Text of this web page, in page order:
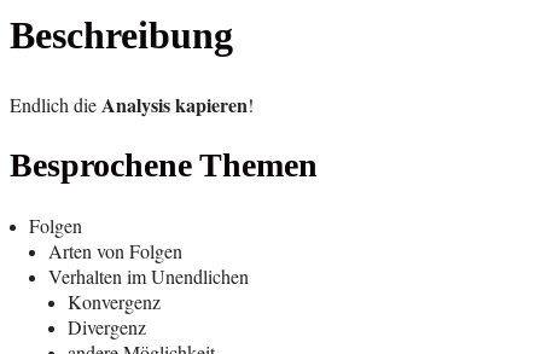
Beschreibung
End­lich dieAna­ly­sis kapie­ren!
Bespro­che­ne Themen
Fol­gen
Arten von Folgen
Ver­hal­ten im Unendlichen
Kon­ver­genz
Diver­genz